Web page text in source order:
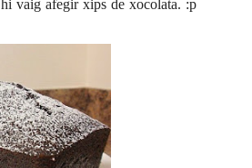
vaig afegir xips de xocolata. :p